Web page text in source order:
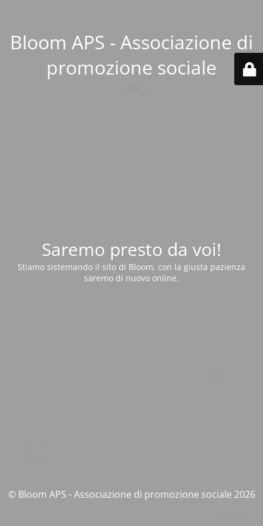
Bloom APS - Associazione di
promozione sociale
Saremo presto da voi!
Stiamo sistemando il sito di Bloom, con la giusta pazienza
saremo di nuovo online.
© Bloom APS - Associazione di promozione sociale 2026